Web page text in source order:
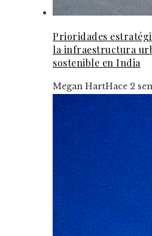
Prioridades
la infraestructura
sostenible en India
Megan HartHace 2